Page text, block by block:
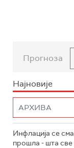
Прогноза
Најновије
Инфлација се
прошла - шта све